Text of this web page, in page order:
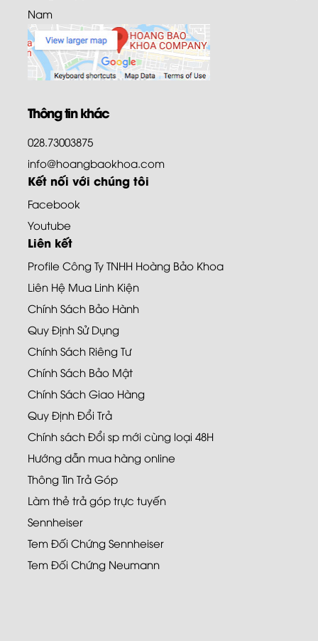
Nam
Thông tin khác
028.73003875
info@hoangbaokhoa.com
Kết nối với chúng tôi
Facebook
Youtube
Liên kết
Profile Công Ty TNHH Hoàng Bảo Khoa
Liên Hệ Mua Linh Kiện
Chính Sách Bảo Hành
Quy Định Sử Dụng
Chính Sách Riêng Tư
Chính Sách Bảo Mật
Chính Sách Giao Hàng
Quy Định Đổi Trả
Chính sách Đổi sp mới cùng loại 48H
Hướng dẫn mua hàng online
Thông Tin Trả Góp
Làm thẻ trả góp trực tuyến
Sennheiser
Tem Đối Chứng Sennheiser
Tem Đối Chứng Neumann